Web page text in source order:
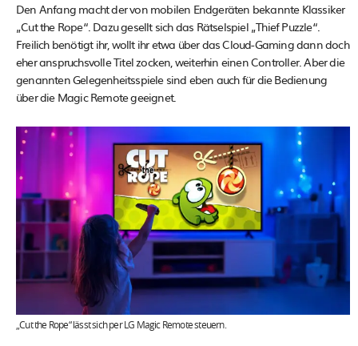
Den Anfang macht der von mobilen Endgeräten bekannte Klassiker
„Cut the Rope“. Dazu gesellt sich das Rätselspiel „Thief Puzzle“.
Freilich benötigt ihr, wollt ihr etwa über das Cloud-Gaming dann doch
eher anspruchsvolle Titel zocken, weiterhin einen Controller. Aber die
genannten Gelegenheitsspiele sind eben auch für die Bedienung
über die Magic Remote geeignet.
„Cut the Rope“ lässt sich per LG Magic Remote steuern.